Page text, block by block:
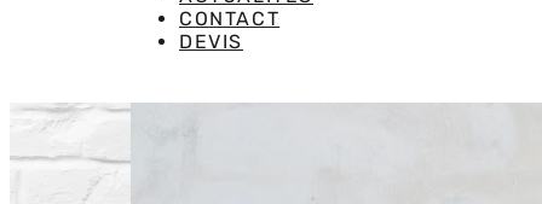
CONTACT
DEVIS